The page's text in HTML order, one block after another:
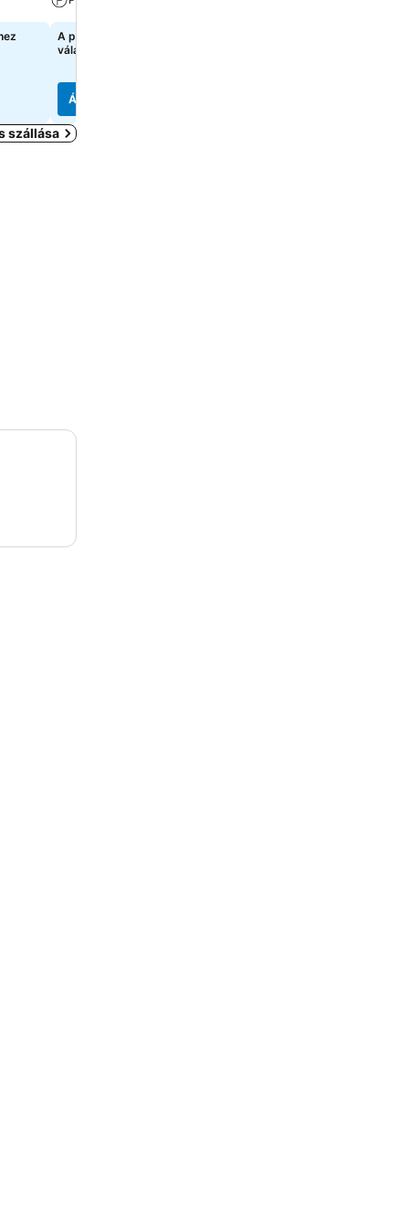
A pontos árak megtekintéséhez
válasszon dátumokat
Árak megjelenítése
szállása